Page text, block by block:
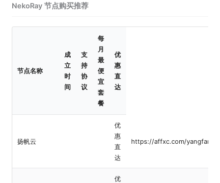
NekoRay 节点购买推荐
节点名称
成
立
时
间
支
持
协
议
每
月
最
便
宜
套
餐
优
惠
直
达
扬帆云
优
惠
直
达
https://affxc.com/
优